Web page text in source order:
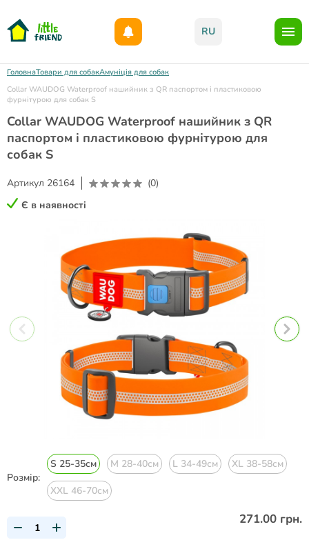
RU
ГоловнаТовари для собакАмуніція для собак
Collar WAUDOG Waterproof нашийник з QR паспортом і пластиковою
фурнітурою для собак S
Collar WAUDOG Waterproof нашийник з QR
паспортом і пластиковою фурнітурою для
собак S
Артикул 26164
(0)
Є в наявності
Розмір:
S 25-35см M 28-40см L 34-49см XL 38-58см
XXL 46-70см
271.00 грн.